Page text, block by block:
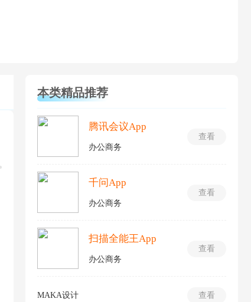
本类精品推荐
查看
腾讯会议App
办公商务
查看
千问App
办公商务
查看
扫描全能王App
办公商务
查看
MAKA设计